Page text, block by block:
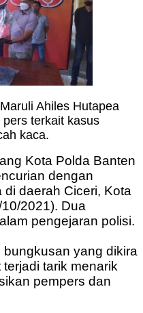
Ahiles Hutapea
terkait kasus
kaca.
Kota Polda Banten
dengan
daerah Ciceri, Kota
2021). Dua
pengejaran polisi.
bungkusan yang dikira
tarik menarik
pempers dan